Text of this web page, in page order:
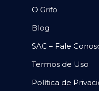
O Grifo
Blog
SAC – Fale
Termos de Uso
Política de